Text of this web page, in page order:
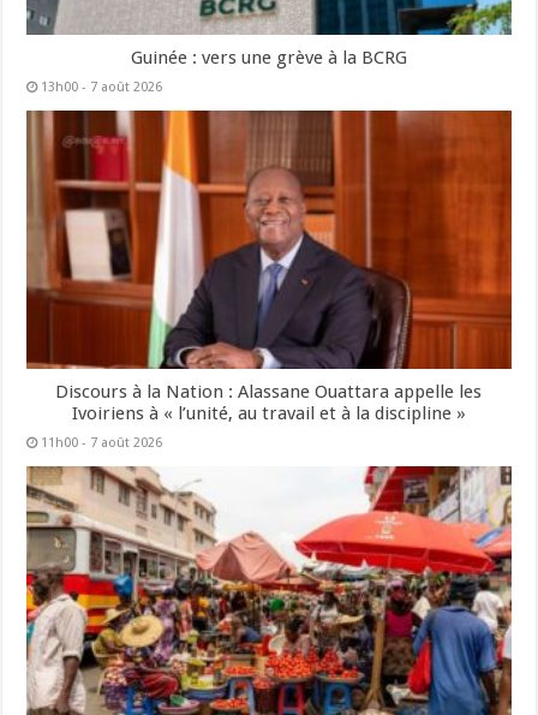
Guinée : vers une grève à la BCRG
13h00 - 7 août 2026
Discours à la Nation : Alassane Ouattara appelle les
Ivoiriens à « l’unité, au travail et à la discipline »
11h00 - 7 août 2026